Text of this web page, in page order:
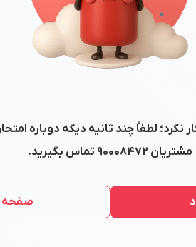
لطفاً چند ثانیه دیگه دوباره
مشتریان ۹۰۰۰۸۴۷۲ تماس بگیرید.
صفحه